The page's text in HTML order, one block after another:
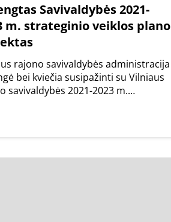
Savivaldybės 2021-
m. strateginio veiklos plano
rajono savivaldybės administracija
bei kviečia susipažinti su Vilniaus
savivaldybės 2021-2023 m.